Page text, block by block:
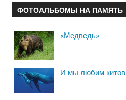
ФОТОАЛЬБОМЫ НА ПАМЯТЬ
«Медведь»
И мы любим китов